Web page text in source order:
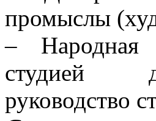
промыслы
– Народная
студией
руководство